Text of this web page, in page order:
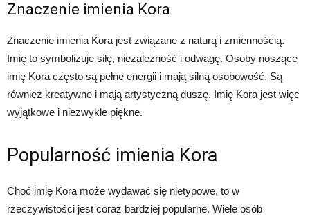
Znaczenie imienia Kora
Znaczenie imienia Kora jest związane z naturą i zmiennością.
Imię to symbolizuje siłę, niezależność i odwagę. Osoby noszące
imię Kora często są pełne energii i mają silną osobowość. Są
również kreatywne i mają artystyczną duszę. Imię Kora jest więc
wyjątkowe i niezwykle piękne.
Popularność imienia Kora
Choć imię Kora może wydawać się nietypowe, to w
rzeczywistości jest coraz bardziej popularne. Wiele osób